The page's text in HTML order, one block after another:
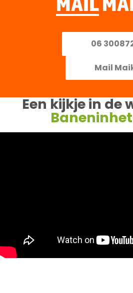
06
Mail
Een kijkje in de